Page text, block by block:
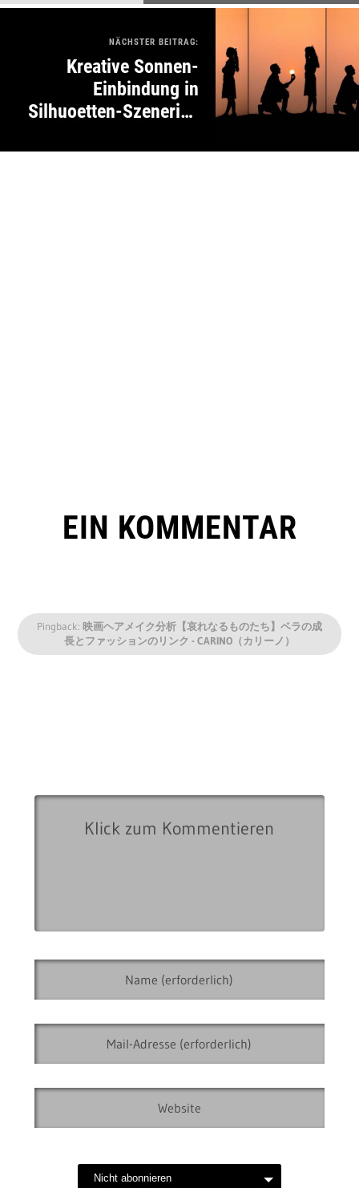
NÄCHSTER BEITRAG:
Kreative Sonnen-
Einbindung in
Silhuoetten-Szenerien
EIN KOMMENTAR
Pingback: 映画ヘアメイク分析【哀れなるものたち】ベラの成
長とファッションのリンク - CARINO（カリーノ）